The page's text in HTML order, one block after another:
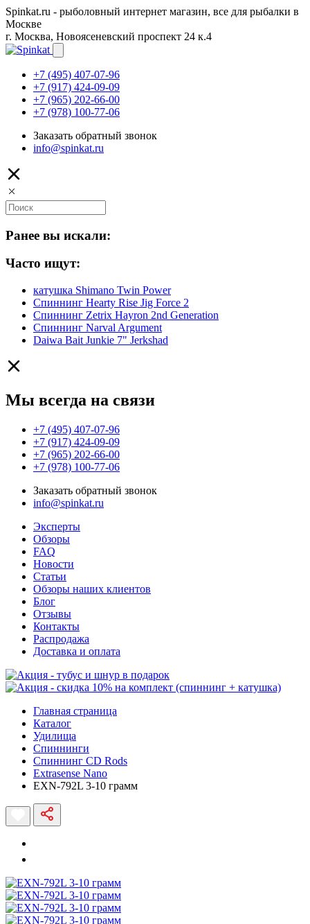
Spinkat.ru - рыболовный интернет магазин, все для рыбалки в
Москве
г. Москва, Новоясеневский проспект 24 к.4
+7 (495) 407-07-96
+7 (917) 424-09-09
+7 (965) 202-66-00
+7 (978) 100-77-06
Заказать обратный звонок
info@spinkat.ru
Ранее вы искали:
Часто ищут:
катушка Shimano Twin Power
Спиннинг Hearty Rise Jig Force 2
Спиннинг Zetrix Hayron 2nd Generation
Спиннинг Narval Argument
Daiwa Bait Junkie 7" Jerkshad
Мы всегда на связи
+7 (495) 407-07-96
+7 (917) 424-09-09
+7 (965) 202-66-00
+7 (978) 100-77-06
Заказать обратный звонок
info@spinkat.ru
Эксперты
Обзоры
FAQ
Новости
Статьи
Обзоры наших клиентов
Блог
Отзывы
Контакты
Распродажа
Доставка и оплата
Главная страница
Каталог
Удилища
Спиннинги
Спиннинг CD Rods
Extrasense Nano
EXN-792L 3-10 грамм